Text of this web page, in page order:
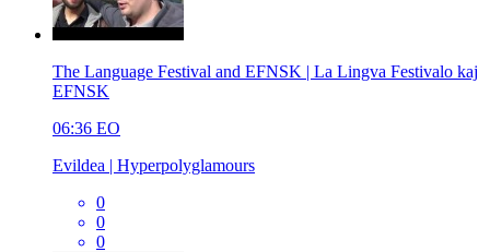
The Language Festival and EFNSK | La Lingva Festivalo kaj
EFNSK
06:36 EO
Evildea | Hyperpolyglamours
0
0
0